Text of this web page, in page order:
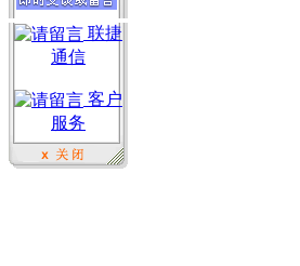
联捷
通信
客户
服务